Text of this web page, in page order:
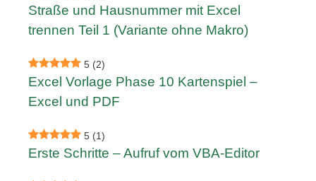
Straße und Hausnummer mit Excel
trennen Teil 1 (Variante ohne Makro)
5 (2)
Excel Vorlage Phase 10 Kartenspiel –
Excel und PDF
5 (1)
Erste Schritte – Aufruf vom VBA-Editor